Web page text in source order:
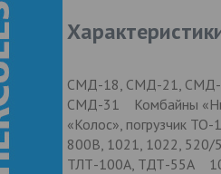
СМД-18, СМД-21,
СМД-31 Комбайны
«Колос», погрузчик
800В, 1021, 1022, 520/
ТЛТ-100А, ТДТ-55А